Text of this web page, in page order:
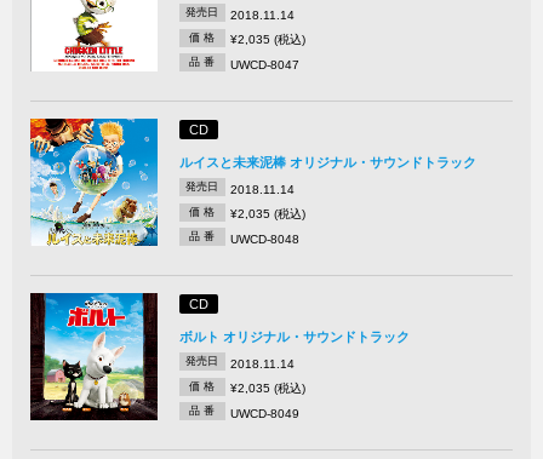
発売日 2018.11.14
価 格 ¥2,035 (税込)
品 番 UWCD-8047
CD
ルイスと未来泥棒 オリジナル・サウンドトラック
発売日 2018.11.14
価 格 ¥2,035 (税込)
品 番 UWCD-8048
CD
ボルト オリジナル・サウンドトラック
発売日 2018.11.14
価 格 ¥2,035 (税込)
品 番 UWCD-8049